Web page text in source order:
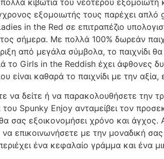
εξομοιωτής τους παρέχει
in the Red σε επιτραπέζιο
σήμερα. Με πολλά 100% δωρεάν
από μεγάλα σύμβολα, το παιχνίδι
το Girls in the Reddish έχει άφθονες
είναι καθαρά το παιχνίδι με την
να δείτε ή να παρακολουθήσετε την
Spunky Enjoy ανταμείβει τον
σας εξοικονομήσει χρόνο και άγχος.
επικοινωνήσετε με την μοναδική
ένα κεφαλαίο γράμμα και ένα